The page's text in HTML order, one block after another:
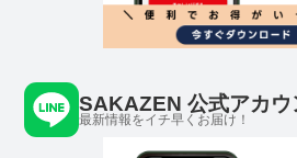
SAKAZEN 公式アカウ
最新情報をイチ早くお届け！